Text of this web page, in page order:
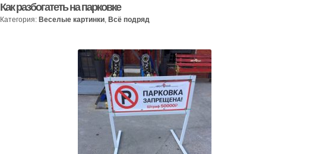
Как разбогатеть на парковке
Категория: Веселые картинки, Всё подряд